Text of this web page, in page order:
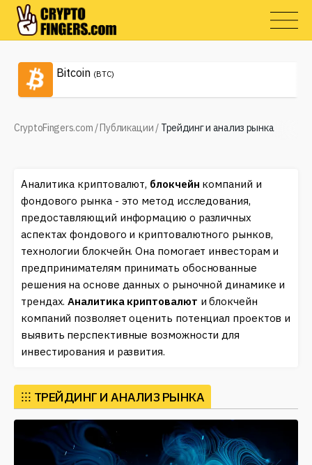
Bitcoin (BTC)
CryptoFingers.com /Публикации / Трейдинг и анализ рынка
Аналитика криптовалют, блокчейн компаний и
фондового рынка - это метод исследования,
предоставляющий информацию о различных
аспектах фондового и криптовалютного рынков,
технологии блокчейн. Она помогает инвесторам и
предпринимателям принимать обоснованные
решения на основе данных о рыночной динамике и
трендах.Аналитика криптовалют и блокчейн
компаний позволяет оценить потенциал проектов и
выявить перспективные возможности для
инвестирования и развития.
⁝⁝⁝ ТРЕЙДИНГ И АНАЛИЗ РЫНКА